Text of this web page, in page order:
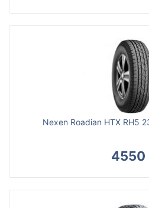
Nexen Roadian HTX RH5
4550